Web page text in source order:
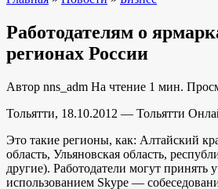
Работодателям о
регионах России
Автор nns_adm На чтение 1 мин.
Тольятти, 18.10.2012 — Тольятти
Это такие регионы, как: Алтайский
область, Ульяновская область,
другие). Работодатели могут принять
использованием Skype —